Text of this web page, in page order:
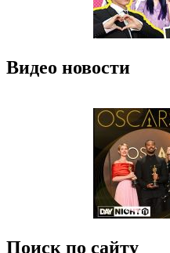
Видео новости
Поиск по сайту